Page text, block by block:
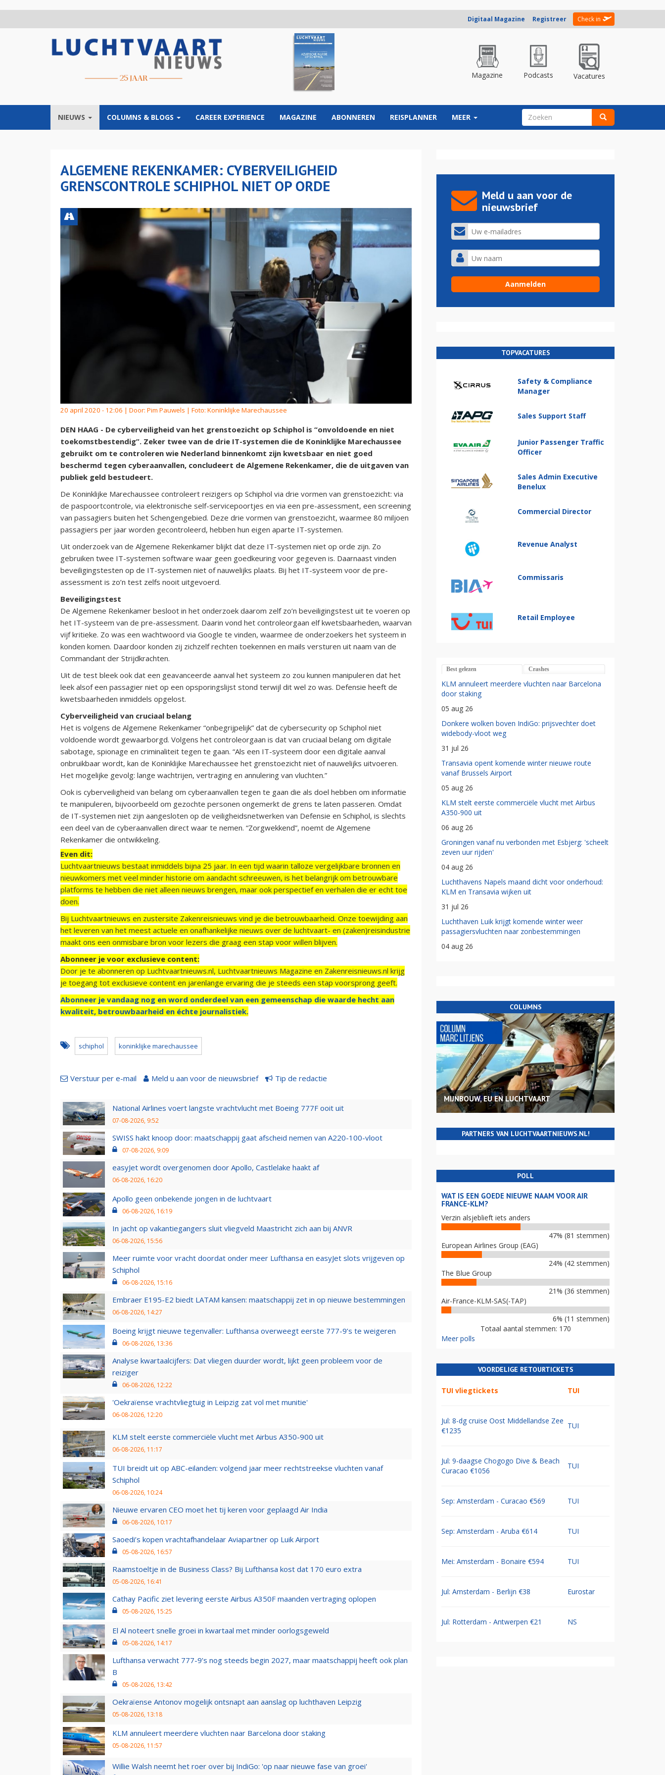
Digitaal Magazine Registreer Check in
Magazine Podcasts Vacatures
NIEUWS COLUMNS & BLOGS CAREER EXPERIENCE MAGAZINE ABONNEREN REISPLANNER MEER ZOEKVELD
ALGEMENE REKENKAMER: CYBERVEILIGHEID
GRENSCONTROLE SCHIPHOL NIET OP ORDE
20 april 2020 - 12:06 | Door: Pim Pauwels | Foto: Koninklijke Marechaussee
DEN HAAG - De cyberveiligheid van het grenstoezicht op Schiphol is “onvoldoende en niet
toekomstbestendig”. Zeker twee van de drie IT-systemen die de Koninklijke Marechaussee
gebruikt om te controleren wie Nederland binnenkomt zijn kwetsbaar en niet goed
beschermd tegen cyberaanvallen, concludeert de Algemene Rekenkamer, die de uitgaven van
publiek geld bestudeert.
De Koninklijke Marechaussee controleert reizigers op Schiphol via drie vormen van grenstoezicht: via
de paspoortcontrole, via elektronische self-servicepoortjes en via een pre-assessment, een screening
van passagiers buiten het Schengengebied. Deze drie vormen van grenstoezicht, waarmee 80 miljoen
passagiers per jaar worden gecontroleerd, hebben hun eigen aparte IT-systemen.
Uit onderzoek van de Algemene Rekenkamer blijkt dat deze IT-systemen niet op orde zijn. Zo
gebruiken twee IT-systemen software waar geen goedkeuring voor gegeven is. Daarnaast vinden
beveiligingstesten op de IT-systemen niet of nauwelijks plaats. Bij het IT-systeem voor de pre-
assessment is zo’n test zelfs nooit uitgevoerd.
Beveiligingstest
De Algemene Rekenkamer besloot in het onderzoek daarom zelf zo’n beveiligingstest uit te voeren op
het IT-systeem van de pre-assessment. Daarin vond het controleorgaan elf kwetsbaarheden, waarvan
vijf kritieke. Zo was een wachtwoord via Google te vinden, waarmee de onderzoekers het systeem in
konden komen. Daardoor konden zij zichzelf rechten toekennen en mails versturen uit naam van de
Commandant der Strijdkrachten.
Uit de test bleek ook dat een geavanceerde aanval het systeem zo zou kunnen manipuleren dat het
leek alsof een passagier niet op een opsporingslijst stond terwijl dit wel zo was. Defensie heeft de
kwetsbaarheden inmiddels opgelost.
Cyberveiligheid van cruciaal belang
Het is volgens de Algemene Rekenkamer “onbegrijpelijk” dat de cybersecurity op Schiphol niet
voldoende wordt gewaarborgd. Volgens het controleorgaan is dat van cruciaal belang om digitale
sabotage, spionage en criminaliteit tegen te gaan. “Als een IT-systeem door een digitale aanval
onbruikbaar wordt, kan de Koninklijke Marechaussee het grenstoezicht niet of nauwelijks uitvoeren.
Het mogelijke gevolg: lange wachtrijen, vertraging en annulering van vluchten.”
Ook is cyberveiligheid van belang om cyberaanvallen tegen te gaan die als doel hebben om informatie
te manipuleren, bijvoorbeeld om gezochte personen ongemerkt de grens te laten passeren. Omdat
de IT-systemen niet zijn aangesloten op de veiligheidsnetwerken van Defensie en Schiphol, is slechts
een deel van de cyberaanvallen direct waar te nemen. “Zorgwekkend”, noemt de Algemene
Rekenkamer die ontwikkeling.
Even dit:
Luchtvaartnieuws bestaat inmiddels bijna 25 jaar. In een tijd waarin talloze vergelijkbare bronnen en
nieuwkomers met veel minder historie om aandacht schreeuwen, is het belangrijk om betrouwbare
platforms te hebben die niet alleen nieuws brengen, maar ook perspectief en verhalen die er echt toe
doen.
Bij Luchtvaartnieuws en zustersite Zakenreisnieuws vind je die betrouwbaarheid. Onze toewijding aan
het leveren van het meest actuele en onafhankelijke nieuws over de luchtvaart- en (zaken)reisindustrie
maakt ons een onmisbare bron voor lezers die graag een stap voor willen blijven.
Abonneer je voor exclusieve content:
Door je te abonneren op Luchtvaartnieuws.nl, Luchtvaartnieuws Magazine en Zakenreisnieuws.nl krijg
je toegang tot exclusieve content en jarenlange ervaring die je steeds een stap voorsprong geeft.
Abonneer je vandaag nog en word onderdeel van een gemeenschap die waarde hecht aan
kwaliteit, betrouwbaarheid en échte journalistiek.
schiphol koninklijke marechaussee
Verstuur per e-mail Meld u aan voor de nieuwsbrief Tip de redactie
National Airlines voert langste vrachtvlucht met Boeing 777F ooit uit
07-08-2026, 9:52
SWISS hakt knoop door: maatschappij gaat afscheid nemen van A220-100-vloot
07-08-2026, 9:09
easyJet wordt overgenomen door Apollo, Castlelake haakt af
06-08-2026, 16:20
Apollo geen onbekende jongen in de luchtvaart
06-08-2026, 16:19
In jacht op vakantiegangers sluit vliegveld Maastricht zich aan bij ANVR
06-08-2026, 15:56
Meer ruimte voor vracht doordat onder meer Lufthansa en easyJet slots vrijgeven op
Schiphol
06-08-2026, 15:16
Embraer E195-E2 biedt LATAM kansen: maatschappij zet in op nieuwe bestemmingen
06-08-2026, 14:27
Boeing krijgt nieuwe tegenvaller: Lufthansa overweegt eerste 777-9’s te weigeren
06-08-2026, 13:36
Analyse kwartaalcijfers: Dat vliegen duurder wordt, lijkt geen probleem voor de
reiziger
06-08-2026, 12:22
'Oekraïense vrachtvliegtuig in Leipzig zat vol met munitie'
06-08-2026, 12:20
KLM stelt eerste commerciële vlucht met Airbus A350-900 uit
06-08-2026, 11:17
TUI breidt uit op ABC-eilanden: volgend jaar meer rechtstreekse vluchten vanaf
Schiphol
06-08-2026, 10:24
Nieuwe ervaren CEO moet het tij keren voor geplaagd Air India
06-08-2026, 10:17
Saoedi’s kopen vrachtafhandelaar Aviapartner op Luik Airport
05-08-2026, 16:57
Raamstoeltje in de Business Class? Bij Lufthansa kost dat 170 euro extra
05-08-2026, 16:41
Cathay Pacific ziet levering eerste Airbus A350F maanden vertraging oplopen
05-08-2026, 15:25
El Al noteert snelle groei in kwartaal met minder oorlogsgeweld
05-08-2026, 14:17
Lufthansa verwacht 777-9’s nog steeds begin 2027, maar maatschappij heeft ook plan
B
05-08-2026, 13:42
Oekraïense Antonov mogelijk ontsnapt aan aanslag op luchthaven Leipzig
05-08-2026, 13:18
KLM annuleert meerdere vluchten naar Barcelona door staking
05-08-2026, 11:57
Willie Walsh neemt het roer over bij IndiGo: 'op naar nieuwe fase van groei'
Meld u aan voor de
nieuwsbrief
TOPVACATURES
Safety & Compliance
Manager
Sales Support Staff
Junior Passenger Traffic
Officer
Sales Admin Executive
Benelux
Commercial Director
Revenue Analyst
Commissaris
Retail Employee
Best gelezen Crashes
KLM annuleert meerdere vluchten naar Barcelona
door staking
05 aug 26
Donkere wolken boven IndiGo: prijsvechter doet
widebody-vloot weg
31 jul 26
Transavia opent komende winter nieuwe route
vanaf Brussels Airport
05 aug 26
KLM stelt eerste commerciële vlucht met Airbus
A350-900 uit
06 aug 26
Groningen vanaf nu verbonden met Esbjerg: 'scheelt
zeven uur rijden'
04 aug 26
Luchthavens Napels maand dicht voor onderhoud:
KLM en Transavia wijken uit
31 jul 26
Luchthaven Luik krijgt komende winter weer
passagiersvluchten naar zonbestemmingen
04 aug 26
COLUMNS
MIJNBOUW, EU EN LUCHTVAART
PARTNERS VAN LUCHTVAARTNIEUWS.NL!
POLL
WAT IS EEN GOEDE NIEUWE NAAM VOOR AIR
FRANCE-KLM?
Verzin alsjeblieft iets anders
47% (81 stemmen)
European Airlines Group (EAG)
24% (42 stemmen)
The Blue Group
21% (36 stemmen)
Air-France-KLM-SAS(-TAP)
6% (11 stemmen)
Totaal aantal stemmen: 170
Meer polls
VOORDELIGE RETOURTICKETS
TUI vliegtickets TUI
Jul: 8-dg cruise Oost Middellandse Zee
€1235
TUI
Jul: 9-daagse Chogogo Dive & Beach
Curacao €1056
TUI
Sep: Amsterdam - Curacao €569 TUI
Sep: Amsterdam - Aruba €614 TUI
Mei: Amsterdam - Bonaire €594 TUI
Jul: Amsterdam - Berlijn €38 Eurostar
Jul: Rotterdam - Antwerpen €21 NS